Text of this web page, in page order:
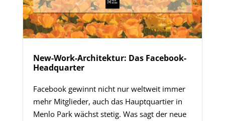
New-Work-Architektur: Das Facebook-
Headquarter
Facebook gewinnt nicht nur weltweit immer
mehr Mitglieder, auch das Hauptquartier in
Menlo Park wächst stetig. Was sagt der neue